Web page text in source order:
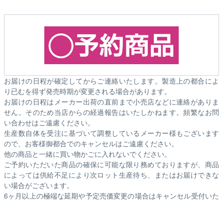
お届けの日程が確定してからご連絡いたします。製造上の都合によ
り已むを得ず発売時期が変更される場合があります。
お届けの日程はメーカー出荷の直前まで小売店などに連絡がありま
せん。そのため当店からの経過報告はいたしかねます。頻繁なお問
い合わせはご遠慮ください。
生産数自体を受注に基づいて調整しているメーカー様もございます
ので、お客様御都合でのキャンセルはご遠慮ください。
他の商品と一緒に買い物かごに入れないでください。
ご予約いただいた商品の確保に可能な限り務めておりますが、商品
によっては供給不足により次ロット生産待ち、またはお届けできな
い場合がございます。
6ヶ月以上の極端な延期や予定売価変更の場合はキャンセル受付いた